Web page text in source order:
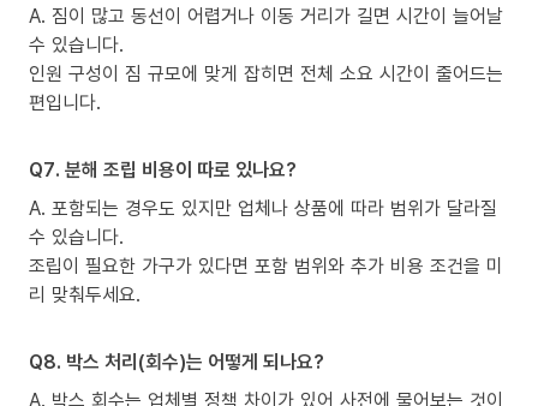
A. 짐이 많고 동선이 어렵거나 이동 거리가 길면 시간이 늘어날
수 있습니다.
인원 구성이 짐 규모에 맞게 잡히면 전체 소요 시간이 줄어드는
편입니다.
Q7. 분해 조립 비용이 따로 있나요?
A. 포함되는 경우도 있지만 업체나 상품에 따라 범위가 달라질
수 있습니다.
조립이 필요한 가구가 있다면 포함 범위와 추가 비용 조건을 미
리 맞춰두세요.
Q8. 박스 처리(회수)는 어떻게 되나요?
A. 박스 회수는 업체별 정책 차이가 있어 사전에 물어보는 것이